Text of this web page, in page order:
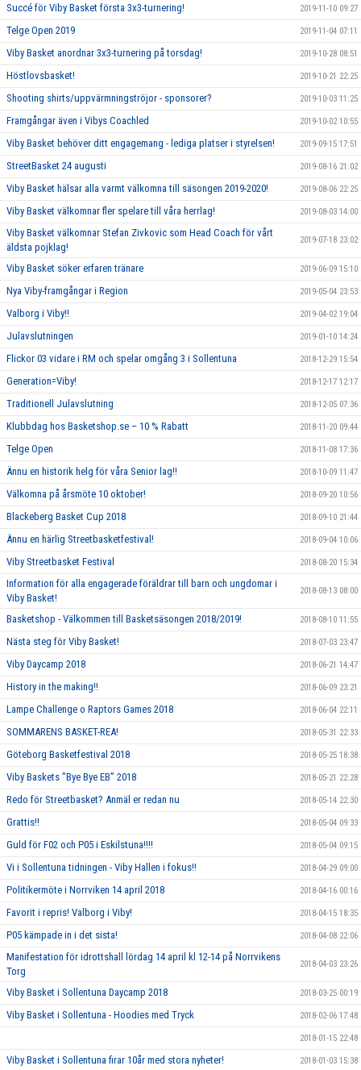
Succé för Viby Basket första 3x3-turnering! 2019-11-10 09:27
Telge Open 2019 2019-11-04 07:11
Viby Basket anordnar 3x3-turnering på torsdag! 2019-10-28 08:51
Höstlovsbasket! 2019-10-21 22:25
Shooting shirts/uppvärmningströjor - sponsorer? 2019-10-03 11:25
Framgångar även i Vibys Coachled 2019-10-02 10:55
Viby Basket behöver ditt engagemang - lediga platser i styrelsen! 2019-09-15 17:51
StreetBasket 24 augusti 2019-08-16 21:02
Viby Basket hälsar alla varmt välkomna till säsongen 2019-2020! 2019-08-06 22:25
Viby Basket välkomnar fler spelare till våra herrlag! 2019-08-03 14:00
Viby Basket välkomnar Stefan Zivkovic som Head Coach för vårt
äldsta pojklag!
2019-07-18 23:02
Viby Basket söker erfaren tränare 2019-06-09 15:10
Nya Viby-framgångar i Region 2019-05-04 23:53
Valborg i Viby!! 2019-04-02 19:04
Julavslutningen 2019-01-10 14:24
Flickor 03 vidare i RM och spelar omgång 3 i Sollentuna 2018-12-29 15:54
Generation=Viby! 2018-12-17 12:17
Traditionell Julavslutning 2018-12-05 07:36
Klubbdag hos Basketshop.se – 10 % Rabatt 2018-11-20 09:44
Telge Open 2018-11-08 17:36
Ännu en historik helg för våra Senior lag!! 2018-10-09 11:47
Välkomna på årsmöte 10 oktober! 2018-09-20 10:56
Blackeberg Basket Cup 2018 2018-09-10 21:44
Ännu en härlig Streetbasketfestival! 2018-09-04 10:06
Viby Streetbasket Festival 2018-08-20 15:34
Information för alla engagerade föräldrar till barn och ungdomar i
Viby Basket!
2018-08-13 08:00
Basketshop - Välkommen till Basketsäsongen 2018/2019! 2018-08-10 11:55
Nästa steg för Viby Basket! 2018-07-03 23:47
Viby Daycamp 2018 2018-06-21 14:47
History in the making!! 2018-06-09 23:21
Lampe Challenge o Raptors Games 2018 2018-06-04 22:11
SOMMARENS BASKET-REA! 2018-05-31 22:33
Göteborg Basketfestival 2018 2018-05-25 18:38
Viby Baskets ”Bye Bye EB” 2018 2018-05-21 22:28
Redo för Streetbasket? Anmäl er redan nu 2018-05-14 22:30
Grattis!! 2018-05-04 09:33
Guld för F02 och P05 i Eskilstuna!!!! 2018-05-04 09:15
Vi i Sollentuna tidningen - Viby Hallen i fokus!! 2018-04-29 09:00
Politikermöte i Norrviken 14 april 2018 2018-04-16 00:16
Favorit i repris! Valborg i Viby! 2018-04-15 18:35
P05 kämpade in i det sista! 2018-04-08 22:06
Manifestation för idrottshall lördag 14 april kl 12-14 på Norrvikens
Torg
2018-04-03 23:26
Viby Basket i Sollentuna Daycamp 2018 2018-03-25 00:19
Viby Basket i Sollentuna - Hoodies med Tryck 2018-02-06 17:48
2018-01-15 22:48
Viby Basket i Sollentuna firar 10år med stora nyheter! 2018-01-03 15:38